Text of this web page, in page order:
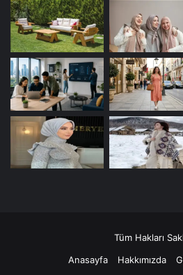
Tüm Hakları
Anasayfa
Hakkımızda